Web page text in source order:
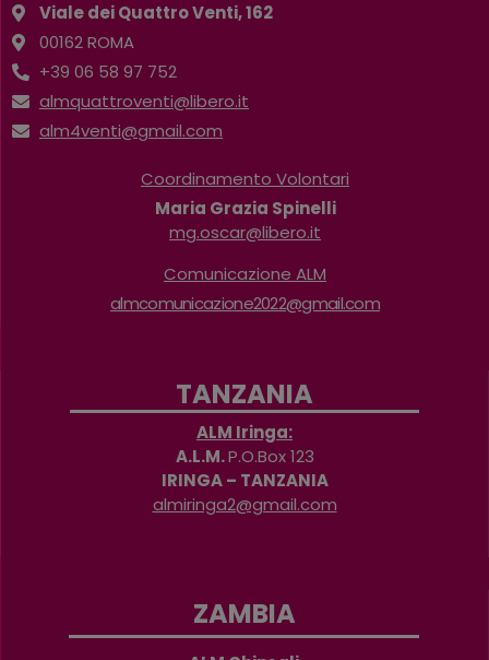
Viale dei Quattro Venti, 162
00162 ROMA
+39 06 58 97 752
almquattroventi@libero.it
alm4venti@gmail.com
Coordinamento Volontari
Maria Grazia Spinelli
mg.oscar@libero.it
Comunicazione ALM
almcomunicazione2022@gmail.com
TANZANIA
ALM Iringa:
A.L.M.P.O.Box 123
IRINGA – TANZANIA
almiringa2@gmail.com
ZAMBIA